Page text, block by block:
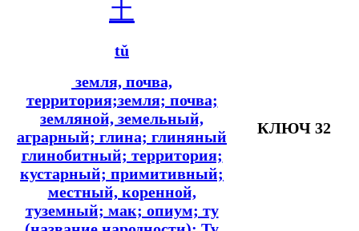
土
tǔ
земля, почва,
территория;земля; почва;
земляной, земельный,
аграрный; глина; глиняный
глинобитный; территория;
кустарный; примитивный;
местный, коренной,
туземный; мак; опиум; ту
КЛЮЧ 32